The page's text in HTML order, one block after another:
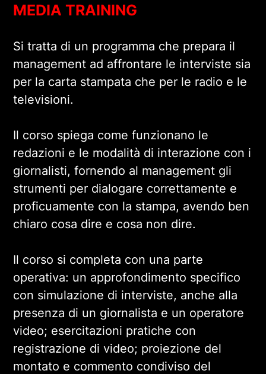
MEDIA TRAINING
Si tratta di un programma che prepara il
management ad affrontare le interviste sia
per la carta stampata che per le radio e le
televisioni.
Il corso spiega come funzionano le
redazioni e le modalità di interazione con i
giornalisti, fornendo al management gli
strumenti per dialogare correttamente e
proficuamente con la stampa, avendo ben
chiaro cosa dire e cosa non dire.
Il corso si completa con una parte
operativa: un approfondimento specifico
con simulazione di interviste, anche alla
presenza di un giornalista e un operatore
video; esercitazioni pratiche con
registrazione di video; proiezione del
montato e commento condiviso del